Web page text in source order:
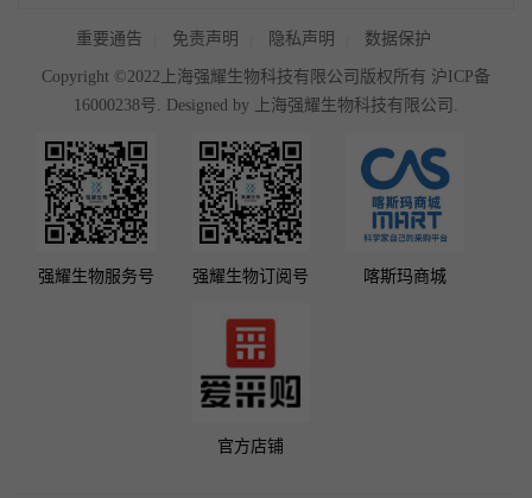
重要通告 免责声明 隐私声明 数据保护
Copyright ©2022上海强耀生物科技有限公司版权所有 沪ICP备
16000238号 . Designed by 上海强耀生物科技有限公司.
强耀生物服务号 强耀生物订阅号 喀斯玛商城
官方店铺